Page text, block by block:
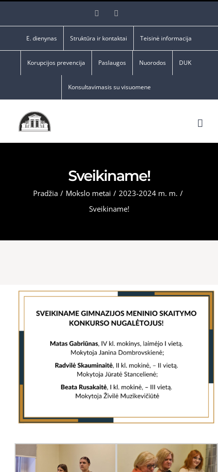
Facebook
E. dienynas Struktūra ir kontaktai Teisinė informacija
Korupcijos prevencija Paslaugos Nuorodos DUK
Konsultavimasis su visuomene
Sveikiname!
Pradžia / Mokslo metai / 2023-2024 m. m. /
Sveikiname!